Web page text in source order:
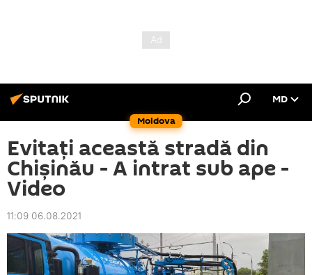
Moldova
MD
Evitați această stradă din
Chișinău - A intrat sub ape -
Video
11:09 06.08.2021